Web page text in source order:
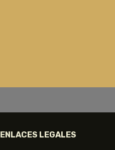
ENLACES LEGALES